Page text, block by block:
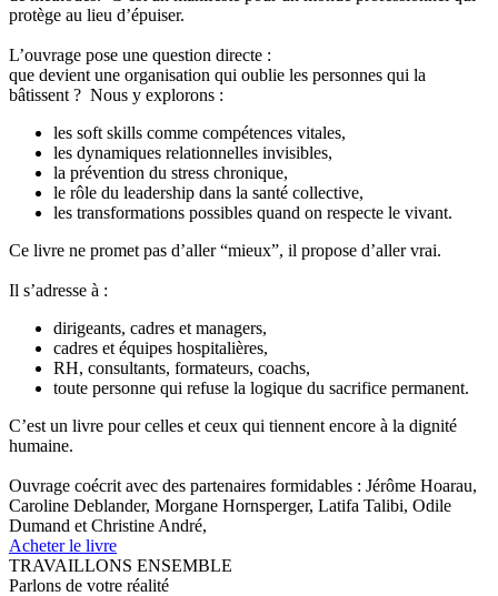
protège au lieu d’épuiser.
L’ouvrage pose une question directe :
que devient une organisation qui oublie les personnes qui la
bâtissent ? Nous y explorons :
les soft skills comme compétences vitales,
les dynamiques relationnelles invisibles,
la prévention du stress chronique,
le rôle du leadership dans la santé collective,
les transformations possibles quand on respecte le vivant.
Ce livre ne promet pas d’aller “mieux”, il propose d’aller vrai.
Il s’adresse à :
dirigeants, cadres et managers,
cadres et équipes hospitalières,
RH, consultants, formateurs, coachs,
toute personne qui refuse la logique du sacrifice permanent.
C’est un livre pour celles et ceux qui tiennent encore à la dignité
humaine.
Ouvrage coécrit avec des partenaires formidables : Jérôme Hoarau,
Caroline Deblander, Morgane Hornsperger, Latifa Talibi, Odile
Dumand et Christine André,
Acheter le livre
TRAVAILLONS ENSEMBLE
Parlons de votre réalité